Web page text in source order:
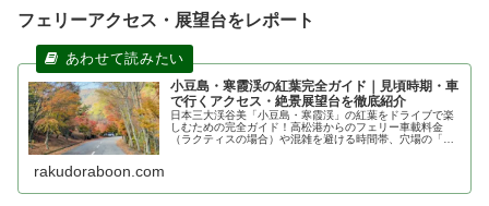
フェリーアクセス・展望台をレポート
小豆島・寒霞渓の紅葉完全ガイド｜見頃時期・車
で行くアクセス・絶景展望台を徹底紹介
日本三大渓谷美「小豆島・寒霞渓」の紅葉をドライブで楽
しむための完全ガイド！高松港からのフェリー車載料金
（ラクティスの場合）や混雑を避ける時間帯、穴場の「鷹
rakudoraboon.com